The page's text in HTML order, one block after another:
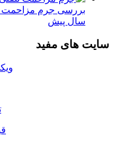
بررسی جرم مزاحمت
سال پیش
سایت های مفید